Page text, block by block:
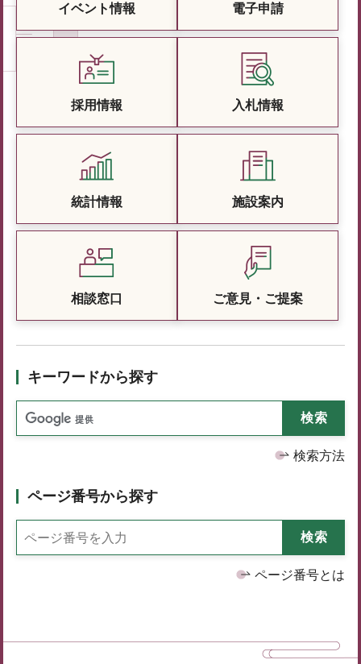
イベント情報 電子申請
採用情報 入札情報
統計情報 施設案内
相談窓口 ご意見・ご提案
キーワードから探す
検索方法
ページ番号から探す
ページ番号とは